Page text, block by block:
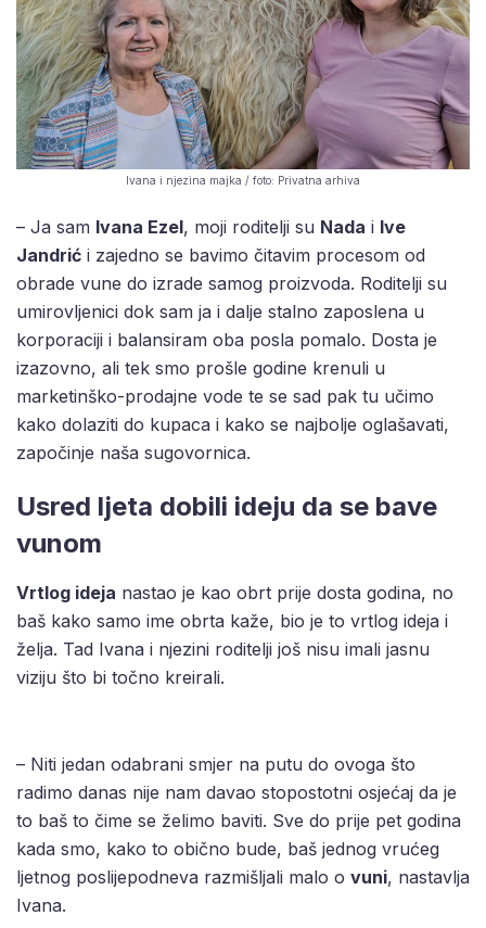
Ivana i njezina majka / foto: Privatna arhiva
– Ja sam Ivana Ezel, moji roditelji su Nada i Ive
Jandrić i zajedno se bavimo čitavim procesom od
obrade vune do izrade samog proizvoda. Roditelji su
umirovljenici dok sam ja i dalje stalno zaposlena u
korporaciji i balansiram oba posla pomalo. Dosta je
izazovno, ali tek smo prošle godine krenuli u
marketinško-prodajne vode te se sad pak tu učimo
kako dolaziti do kupaca i kako se najbolje oglašavati,
započinje naša sugovornica.
Usred ljeta dobili ideju da se bave
vunom
Vrtlog ideja nastao je kao obrt prije dosta godina, no
baš kako samo ime obrta kaže, bio je to vrtlog ideja i
želja. Tad Ivana i njezini roditelji još nisu imali jasnu
viziju što bi točno kreirali.
– Niti jedan odabrani smjer na putu do ovoga što
radimo danas nije nam davao stopostotni osjećaj da je
to baš to čime se želimo baviti. Sve do prije pet godina
kada smo, kako to obično bude, baš jednog vrućeg
ljetnog poslijepodneva razmišljali malo o vuni, nastavlja
Ivana.